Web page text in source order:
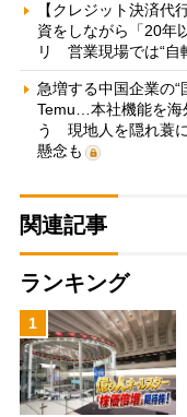
【クレジット決済代
資をしながら「20年
リ 営業現場では“自
急増する中国企業の“
Temu…本社機能を海
う 現地人を隠れ蓑
懸念も
関連記事
ランキング
1